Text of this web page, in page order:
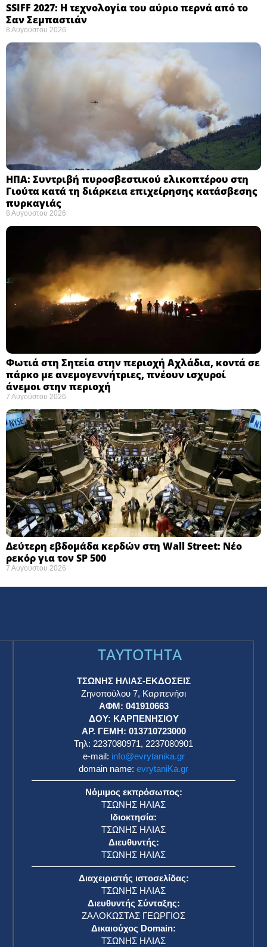
SSIFF 2027: Η τεχνολογία του αύριο περνά από το
Σαν Σεμπαστιάν ​
8 Αυγούστου 2026
ΗΠΑ: Συντριβή πυροσβεστικού ελικοπτέρου στη
Γιούτα κατά τη διάρκεια επιχείρησης κατάσβεσης
πυρκαγιάς ​
8 Αυγούστου 2026
Φωτιά στη Σητεία στην περιοχή Αχλάδια, κοντά σε
πάρκο με ανεμογεννήτριες, πνέουν ισχυροί
άνεμοι στην περιοχή
7 Αυγούστου 2026
Δεύτερη εβδομάδα κερδών στη Wall Street: Νέο
ρεκόρ για τον SP 500
7 Αυγούστου 2026
TAYTOTHTA
ΤΣΩΝΗΣ ΗΛΙΑΣ-ΕΚΔΟΣΕΙΣ
Ζηνοπούλου 7, Καρπενήσι
ΑΦΜ: 041910663
ΔΟΥ: ΚΑΡΠΕΝΗΣΙΟΥ
ΑΡ. ΓΕΜΗ: 013710723000
Τηλ: 2237080971, 2237080901
e-mail: info@evrytanika.gr
domain name: evrytaniKa.gr
Νόμιμος εκπρόσωπος:
ΤΣΩΝΗΣ ΗΛΙΑΣ
Ιδιοκτησία:
ΤΣΩΝΗΣ ΗΛΙΑΣ
Διευθυντής:
ΤΣΩΝΗΣ ΗΛΙΑΣ
Διαχειριστής ιστοσελίδας:
ΤΣΩΝΗΣ ΗΛΙΑΣ
Διευθυντής Σύνταξης:
ΖΑΛΟΚΩΣΤΑΣ ΓΕΩΡΓΙΟΣ
Δικαιούχος Domain:
ΤΣΩΝΗΣ ΗΛΙΑΣ